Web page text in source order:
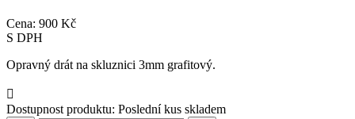
Cena: 900 Kč
S DPH
Opravný drát na skluznici 3mm grafitový.

Dostupnost produktu: Poslední kus skladem